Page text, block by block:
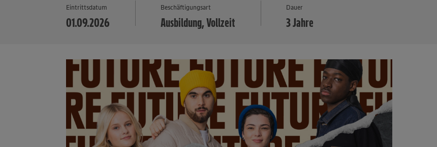
Eintrittsdatum
01.09.2026
Beschäftigungsart
Ausbildung, Vollzeit
Dauer
3 Jahre